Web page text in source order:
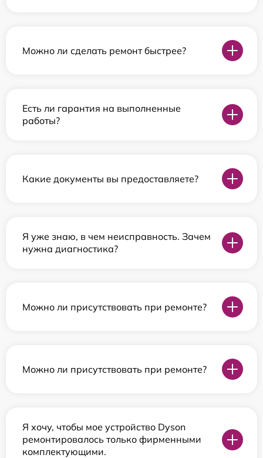
Можно ли сделать ремонт быстрее?
Есть ли гарантия на выполненные
работы?
Какие документы вы предоставляете?
Я уже знаю, в чем неисправность. Зачем
нужна диагностика?
Можно ли присутствовать при ремонте?
Можно ли присутствовать при ремонте?
Я хочу, чтобы мое устройство Dyson
ремонтировалось только фирменными
комплектующими.